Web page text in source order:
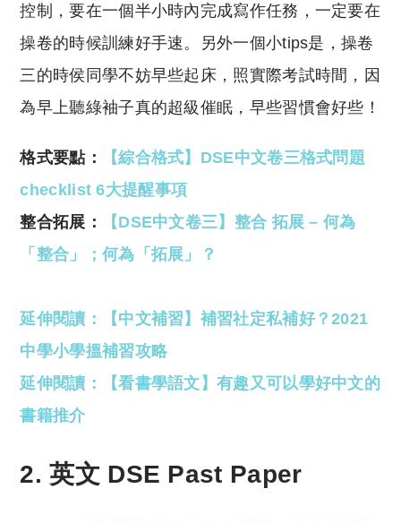
控制，要在一個半小時內完成寫作任務，一定要在
操卷的時候訓練好手速。另外一個小tips是，操卷
三的時侯同學不妨早些起床，照實際考試時間，因
為早上聽綠袖子真的超級催眠，早些習慣會好些！
格式要點：
【綜合格式】DSE中文卷三格式問題
checklist 6大提醒事項
整合拓展：
【DSE中文卷三】整合 拓展 – 何為
「整合」；何為「拓展」？
延伸閱讀：【中文補習】補習社定私補好？2021
中學小學搵補習攻略
延伸閱讀：【看書學語文】有趣又可以學好中文的
書籍推介
2. 英文 DSE Past Paper